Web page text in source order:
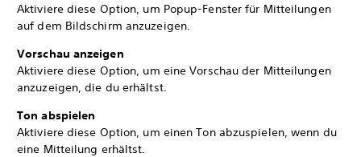
Aktiviere diese Option, um Popup-Fenster für Mitteilungen
auf dem Bildschirm anzuzeigen.
Vorschau anzeigen
Aktiviere diese Option, um eine Vorschau der Mitteilungen
anzuzeigen, die du erhältst.
Ton abspielen
Aktiviere diese Option, um einen Ton abzuspielen, wenn du
eine Mitteilung erhältst.